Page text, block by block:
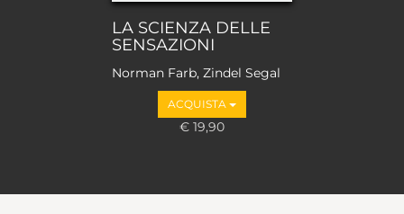
LA SCIENZA DELLE
SENSAZIONI
Norman Farb, Zindel Segal
ACQUISTA
€ 19,90